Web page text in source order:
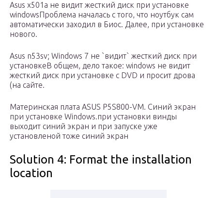
Asus x501a не видит жесткий диск при установке
windowsПроблема началась с того, что ноутбук сам
автоматически заходил в Биос. Далее, при установке
нового.
Asus n53sv; Windows 7 не `видит` жесткий диск при
установкеВ общем, дело такое: windows не видит
жесткий диск при установке с DVD и просит дрова
(на сайте.
Материнская плата ASUS P5S800-VM. Синий экран
при установке Windows.при установки винды
выходит синий экран и при запуске уже
установленой тоже синий экран
Solution 4: Format the installation
location